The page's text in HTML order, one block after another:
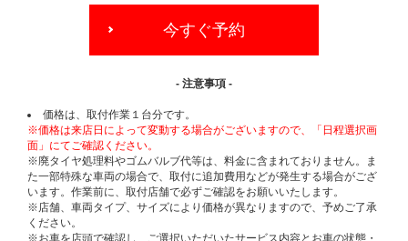
今すぐ予約
- 注意事項 -
価格は、取付作業１台分です。
※価格は来店日によって変動する場合がございますので、「日程選択画
面」にてご確認ください。
※廃タイヤ処理料やゴムバルブ代等は、料金に含まれておりません。ま
た一部特殊な車両の場合で、取付に追加費用などが発生する場合がござ
います。作業前に、取付店舗で必ずご確認をお願いいたします。
※店舗、車両タイプ、サイズにより価格が異なりますので、予めご了承
ください。
※お車を店頭で確認し、ご選択いただいたサービス内容とお車の状態・